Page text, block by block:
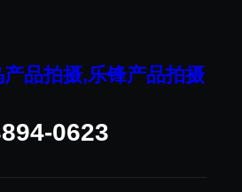
产品拍摄,乐锋产品拍摄
0623